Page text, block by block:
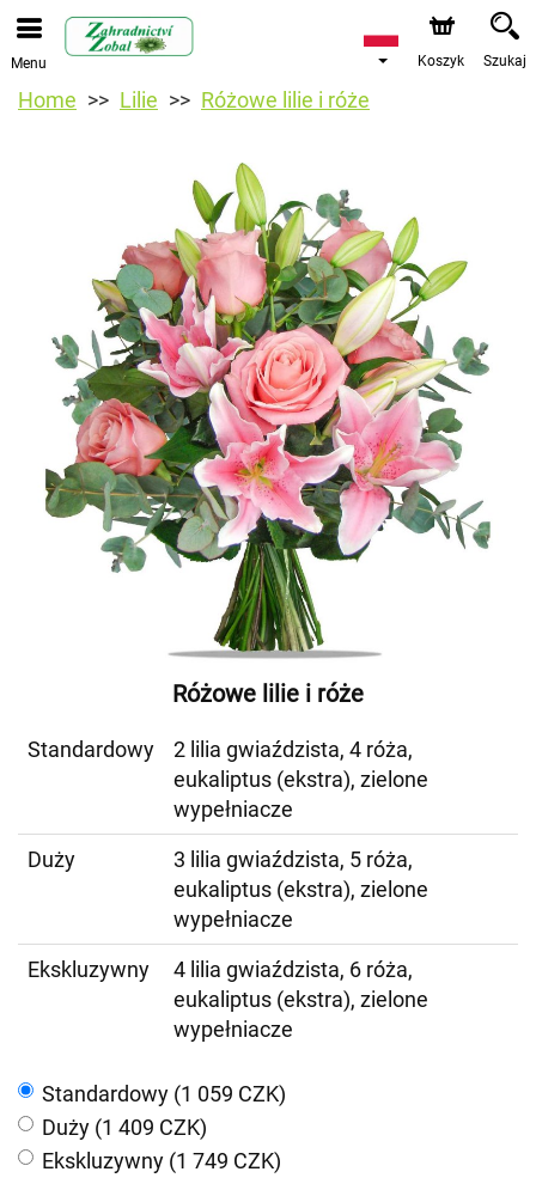
Menu Koszyk Szukaj
Home Lilie Różowe lilie i róże
Różowe lilie i róże
Standardowy
2 lilia gwiaździsta, 4 róża,
eukaliptus (ekstra), zielone
wypełniacze
Duży
3 lilia gwiaździsta, 5 róża,
eukaliptus (ekstra), zielone
wypełniacze
Ekskluzywny
4 lilia gwiaździsta, 6 róża,
eukaliptus (ekstra), zielone
wypełniacze
Standardowy (1 059 CZK)
Duży (1 409 CZK)
Ekskluzywny (1 749 CZK)